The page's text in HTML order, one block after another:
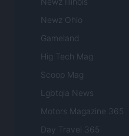
Newz Ohio
Gameland
Hig Tech Mag
Scoop Mag
Lgbtqia News
Motors Magazine 365
Day Travel 365